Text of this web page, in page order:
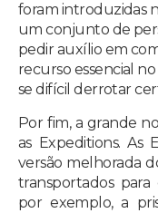
foram introduzidas
um conjunto de
pedir auxílio em
recurso essencial
se difícil derrotar
Por fim, a grande
as Expeditions. As
versão melhorada
transportados para
por exemplo, a